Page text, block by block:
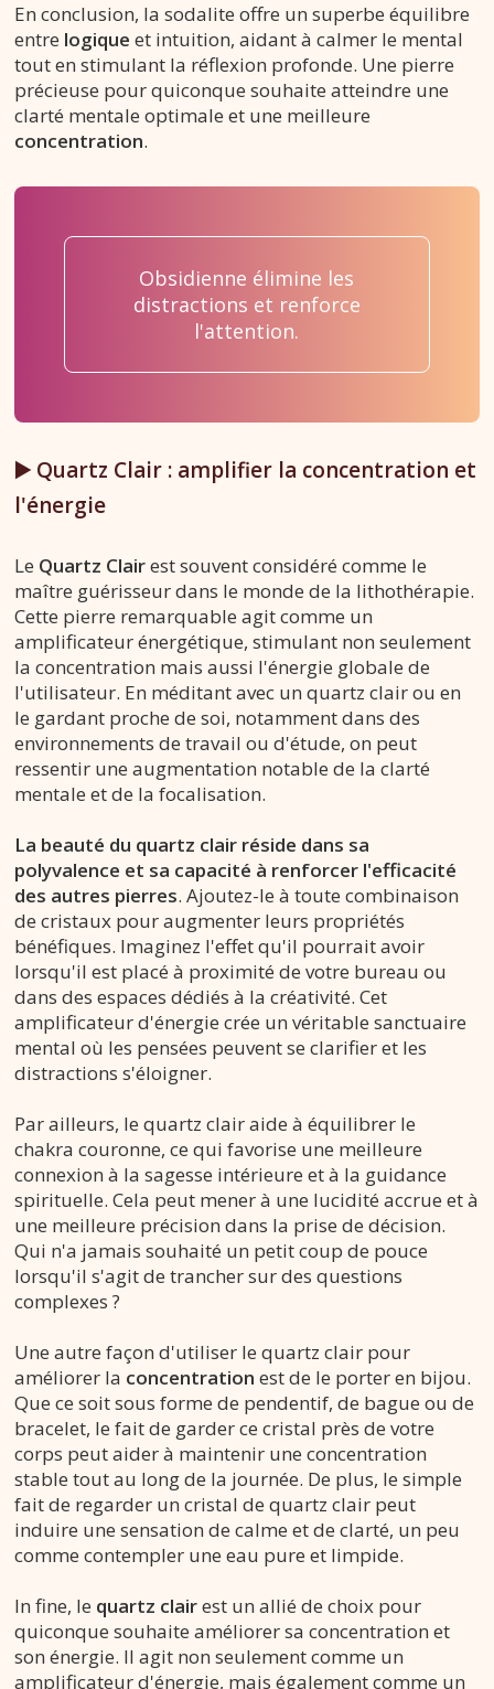
En conclusion, la sodalite offre un superbe équilibre
entre logique et intuition, aidant à calmer le mental
tout en stimulant la réflexion profonde. Une pierre
précieuse pour quiconque souhaite atteindre une
clarté mentale optimale et une meilleure
concentration.
Obsidienne élimine les
distractions et renforce
l'attention.
▶️ Quartz Clair : amplifier la concentration et
l'énergie
Le Quartz Clairest souvent considéré comme le
maître guérisseur dans le monde de la lithothérapie.
Cette pierre remarquable agit comme un
amplificateur énergétique, stimulant non seulement
la concentration mais aussi l'énergie globale de
l'utilisateur. En méditant avec un quartz clair ou en
le gardant proche de soi, notamment dans des
environnements de travail ou d'étude, on peut
ressentir une augmentation notable de la clarté
mentale et de la focalisation.
La beauté du quartz clair réside dans sa
polyvalence et sa capacité à renforcer l'efficacité
des autres pierres. Ajoutez-le à toute combinaison
de cristaux pour augmenter leurs propriétés
bénéfiques. Imaginez l'effet qu'il pourrait avoir
lorsqu'il est placé à proximité de votre bureau ou
dans des espaces dédiés à la créativité. Cet
amplificateur d'énergie crée un véritable sanctuaire
mental où les pensées peuvent se clarifier et les
distractions s'éloigner.
Par ailleurs, le quartz clair aide à équilibrer le
chakra couronne, ce qui favorise une meilleure
connexion à la sagesse intérieure et à la guidance
spirituelle. Cela peut mener à une lucidité accrue et à
une meilleure précision dans la prise de décision.
Qui n'a jamais souhaité un petit coup de pouce
lorsqu'il s'agit de trancher sur des questions
complexes ?
Une autre façon d'utiliser le quartz clair pour
améliorer la concentration est de le porter en bijou.
Que ce soit sous forme de pendentif, de bague ou de
bracelet, le fait de garder ce cristal près de votre
corps peut aider à maintenir une concentration
stable tout au long de la journée. De plus, le simple
fait de regarder un cristal de quartz clair peut
induire une sensation de calme et de clarté, un peu
comme contempler une eau pure et limpide.
In fine, le quartz clairest un allié de choix pour
quiconque souhaite améliorer sa concentration et
son énergie. Il agit non seulement comme un
amplificateur d'énergie, mais également comme un